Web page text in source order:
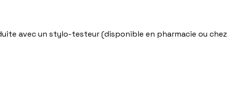
avec un stylo-testeur (disponible en pharmacie ou chez